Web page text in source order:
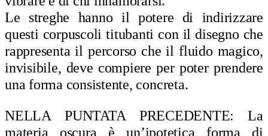
Le streghe hanno il potere di indirizzare
questi corpuscoli titubanti con il disegno che
rappresenta il percorso che il fluido magico,
invisibile, deve compiere per poter prendere
una forma consistente, concreta.
NELLA PUNTATA PRECEDENTE:La
materia oscura è un’ipotetica forma di